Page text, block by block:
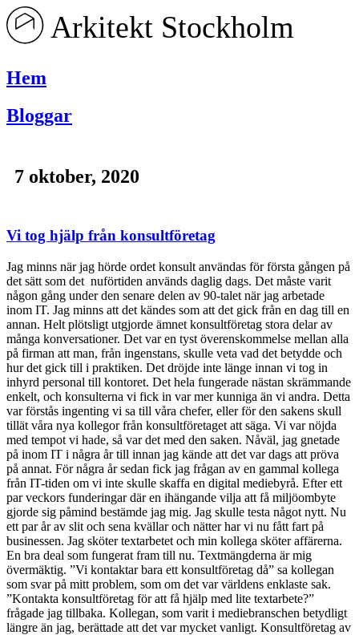
Hoppa
till
innehåll
Hem
Bloggar
7 oktober, 2020
Vi tog hjälp från konsultföretag
Jag minns när jag hörde ordet konsult användas för första gången på
det sätt som det nuförtiden används daglig dags. Det måste varit
någon gång under den senare delen av 90-talet när jag arbetade
inom IT. Jag minns att det kändes som att det gick från en dag till en
annan. Helt plötsligt utgjorde ämnet konsultföretag stora delar av
många konversationer. Det var en tyst överenskommelse mellan alla
på firman att man, från ingenstans, skulle veta vad det betydde och
hur det gick till i praktiken. Det dröjde inte länge innan vi tog in
inhyrd personal till kontoret. Det hela fungerade nästan skrämmande
enkelt, och konsulterna vi fick in var mer kunniga än vi andra. Detta
var förstås ingenting vi sa till våra chefer, eller för den sakens skull
tillät våra nya kollegor från konsultföretaget att säga. Vi var nöjda
med tempot vi hade, så var det med den saken. Nåväl, jag gnetade
på inom IT i några år till innan jag kände att det var dags att pröva
på annat. För några år sedan fick jag frågan av en gammal kollega
från IT-tiden om vi inte skulle skaffa en digital mediebyrå. Efter ett
par veckors funderingar där en ihängande vilja att få miljöombyte
gjorde sig påmind bestämde jag mig. Jag skulle testa något nytt. Nu
ett par år av slit och sena kvällar och nätter har vi nu fått fart på
businessen. Jag sköter textarbetet och min kollega sköter affärerna.
En bra deal som fungerat fram till nu. Textmängderna är mig
övermäktig. ”Vi kontaktar bara ett konsultföretag då” sa kollegan
som svar på mitt problem, som om det var världens enklaste sak.
”Kontakta konsultföretag för att få hjälp med lite textarbete?”
frågade jag tillbaka. Kollegan, som varit i mediebranschen betydligt
längre än jag, berättade att det var mycket vanligt. Konsultföretag av